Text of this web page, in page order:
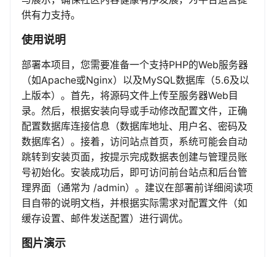
供有力支持。
使用说明
部署本项目，您需要准备一个支持PHP的Web服务器
（如Apache或Nginx）以及MySQL数据库（5.6及以
上版本）。首先，将源码文件上传至服务器Web目
录。然后，根据安装向导或手动修改配置文件，正确
配置数据库连接信息（数据库地址、用户名、密码及
数据库名）。接着，访问站点首页，系统可能会自动
跳转到安装页面，按提示完成数据表创建与管理员账
号初始化。安装成功后，即可访问前台站点和后台管
理界面（通常为 /admin）。建议在部署前详细阅读项
目自带的说明文档，并根据实际需求对配置文件（如
缓存设置、邮件发送配置）进行调优。
图片演示